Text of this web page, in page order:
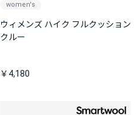
women's
ウィメンズ ハイク フルクッション
クルー
￥4,180